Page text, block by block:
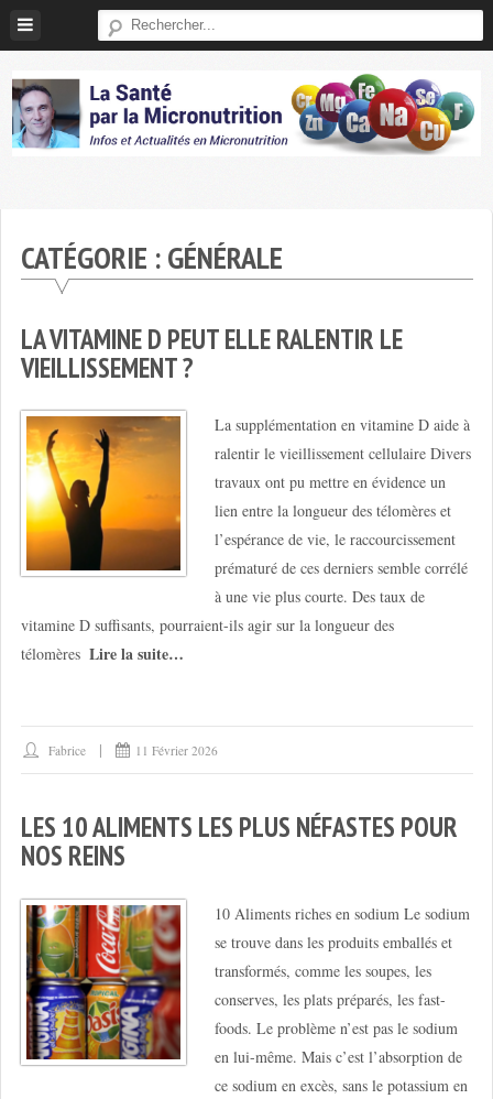
Skip
CATÉGORIE :GÉNÉRALE
LA VITAMINE D PEUT ELLE RALENTIR LE
VIEILLISSEMENT ?
La supplémentation en vitamine D aide à
ralentir le vieillissement cellulaire Divers
travaux ont pu mettre en évidence un
lien entre la longueur des télomères et
l’espérance de vie, le raccourcissement
prématuré de ces derniers semble corrélé
à une vie plus courte. Des taux de
vitamine D suffisants, pourraient-ils agir sur la longueur des
télomères Lire la suite…
Fabrice 11 Février 2026
LES 10 ALIMENTS LES PLUS NÉFASTES POUR
NOS REINS
10 Aliments riches en sodium Le sodium
se trouve dans les produits emballés et
transformés, comme les soupes, les
conserves, les plats préparés, les fast-
foods. Le problème n’est pas le sodium
en lui-même. Mais c’est l’absorption de
ce sodium en excès, sans le potassium en